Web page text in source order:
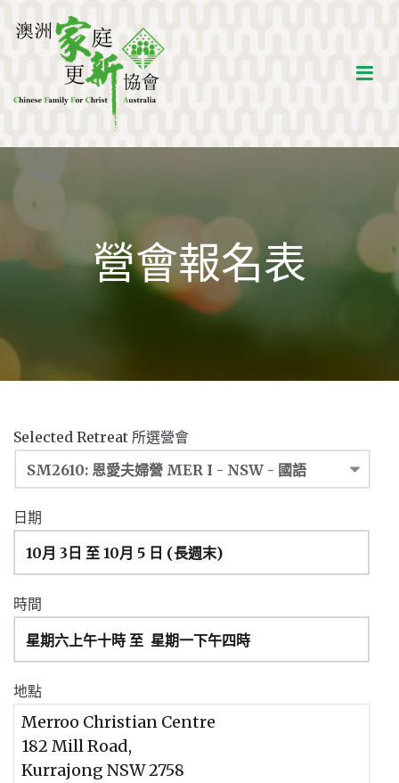
澳洲家庭更新協會
營會報名表
Selected Retreat 所選營會
日期
時間
地點